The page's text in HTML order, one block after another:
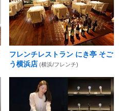
フレンチレストラン にき亭 そご
う横浜店 (横浜/フレンチ)